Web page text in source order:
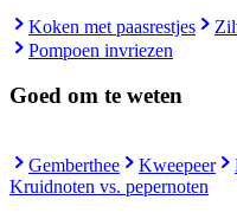
Koken met paasrestjes
Pompoen invriezen
Goed om te weten
Gemberthee Kweepeer
Kruidnoten vs. pepernoten